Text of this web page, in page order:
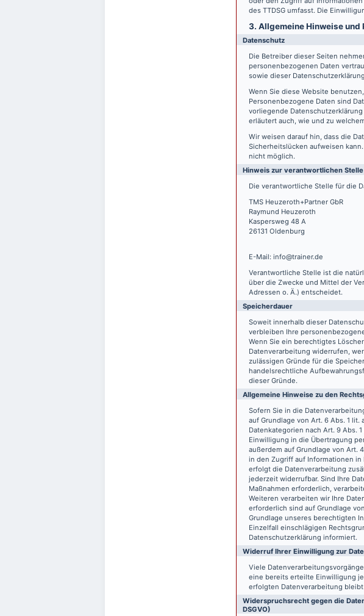
des TTDSG umfasst. Die
3. Allgemeine Hinweise
Datenschutz
Die Betreiber dieser Seiten
personenbezogenen Daten
sowie dieser
Wenn Sie diese Website
Personenbezogene Daten sind
vorliegende
erläutert auch, wie und zu
Wir weisen darauf hin, dass die
Sicherheitslücken aufweisen
nicht möglich.
Hinweis zur verantwortlichen Stelle
Die verantwortliche Stelle für die
TMS Heuzeroth+Partner GbR
Raymund Heuzeroth
Kaspersweg 48 A
26131 Oldenburg
E-Mail: info@trainer.de
Verantwortliche Stelle ist die
über die Zwecke und Mittel der
Adressen o. Ä.) entscheidet.
Speicherdauer
Soweit innerhalb dieser
verbleiben Ihre
Wenn Sie ein berechtigtes
Datenverarbeitung widerrufen,
zulässigen Gründe für die
handelsrechtliche
dieser Gründe.
Allgemeine Hinweise zu den
Sofern Sie in die
auf Grundlage von Art. 6 Abs. 1 lit.
Datenkategorien nach Art. 9 Abs.
Einwilligung in die Übertragung
außerdem auf Grundlage von Art.
in den Zugriff auf Informationen
erfolgt die Datenverarbeitung
jederzeit widerrufbar. Sind Ihre
Maßnahmen erforderlich,
Weiteren verarbeiten wir Ihre
erforderlich sind auf Grundlage
Grundlage unseres berechtigten
Einzelfall einschlägigen
Datenschutzerklärung informiert.
Widerruf Ihrer Einwilligung zur
Viele
eine bereits erteilte Einwilligung
erfolgten Datenverarbeitung
Widerspruchsrecht gegen die
DSGVO)